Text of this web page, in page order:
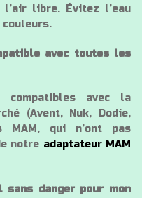
libre. Évitez l’eau
avec toutes les
compatibles avec la
(Avent, Nuk, Dodie,
MAM, qui n’ont pas
notre adaptateur MAM
danger pour mon